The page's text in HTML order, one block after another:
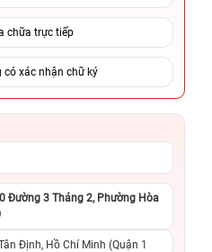
chữa trực tiếp
có xác nhận chữ ký
Đường 3 Tháng 2, Phường Hòa
Định, Hồ Chí Minh (Quận 1